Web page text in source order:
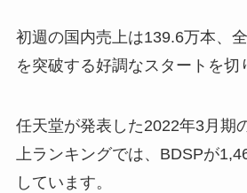
初週の国内売上は139.6万本、
を突破する好調なスタートを切
任天堂が発表した2022年3月期
上ランキングでは、BDSPが
しています。